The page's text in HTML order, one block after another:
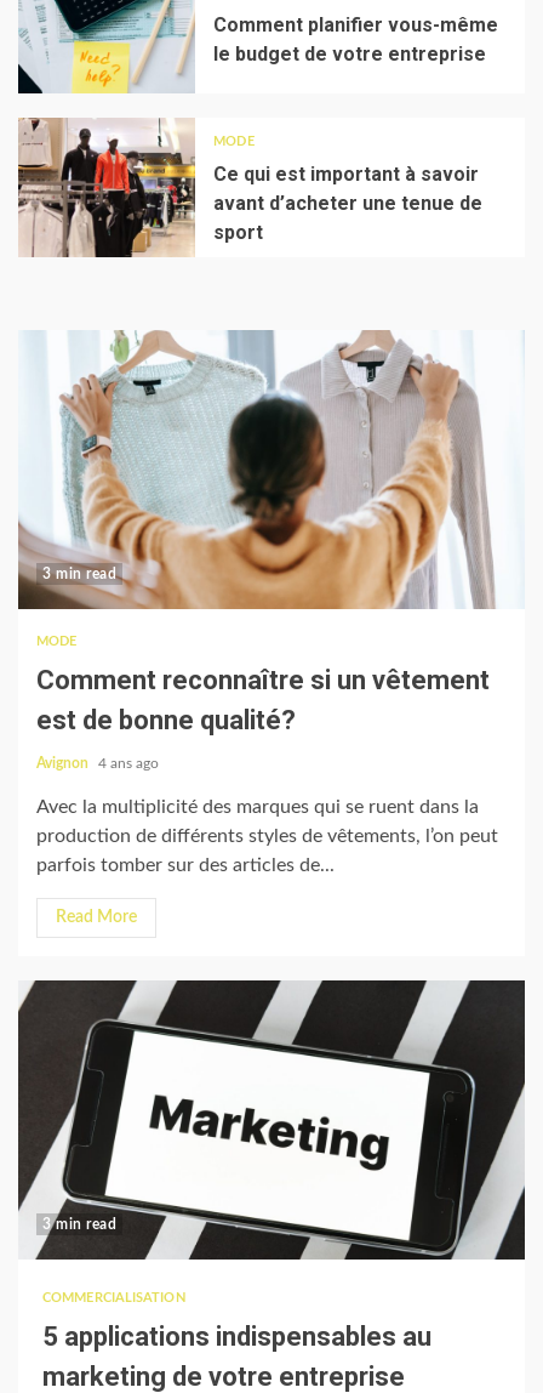
Comment planifier vous-même
le budget de votre entreprise
MODE
Ce qui est important à savoir
avant d’acheter une tenue de
sport
3 min read
MODE
Comment reconnaître si un vêtement
est de bonne qualité?
Avignon 4 ans ago
Avec la multiplicité des marques qui se ruent dans la
production de différents styles de vêtements, l’on peut
parfois tomber sur des articles de...
Read More
3 min read
COMMERCIALISATION
5 applications indispensables au
marketing de votre entreprise